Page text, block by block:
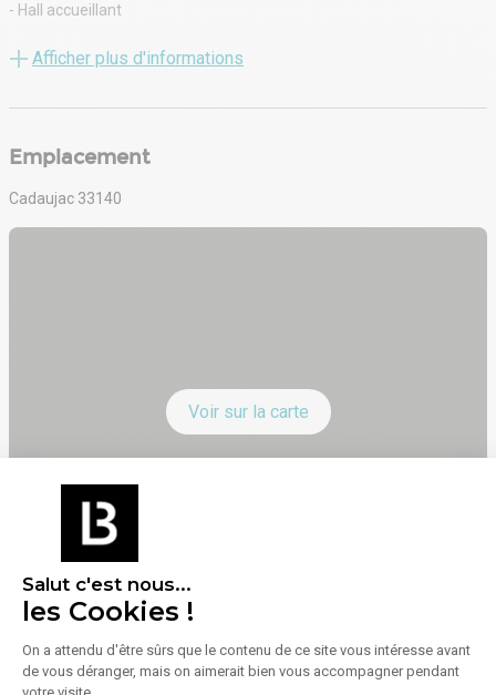
Salut c'est nous...
les Cookies !
On a attendu d'être sûrs que le contenu de ce site vous intéresse avant
de vous déranger, mais on aimerait bien vous accompagner pendant
- Hall accueillant
- Parking Extérieur
- Ventilation simple flux
- Vitrine
- Toiture refaite
Afficher plus d'informations
Emplacement
Cadaujac 33140
Voir sur la carte
Énergie